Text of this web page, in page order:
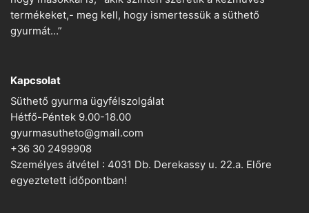
termékeket,- meg kell, hogy ismertessük a süthető
gyurmát…”
Kapcsolat
Süthető gyurma ügyfélszolgálat
Hétfő-Péntek 9.00-18.00
gyurmasutheto@gmail.com
+36 30 2499908
Személyes átvétel : 4031 Db. Derekassy u. 22.a. Előre
egyeztetett időpontban!